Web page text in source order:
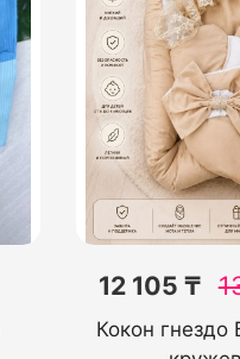
12 105 ₸
Кокон